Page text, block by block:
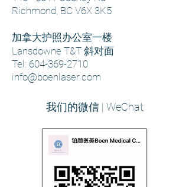
Richmond, BC V6X 3K5
加拿大护照办公室一楼
Lansdowne T&T 斜对面
Tel: 604-369-2710
info@boenlaser.com
​我们的微信 | WeChat